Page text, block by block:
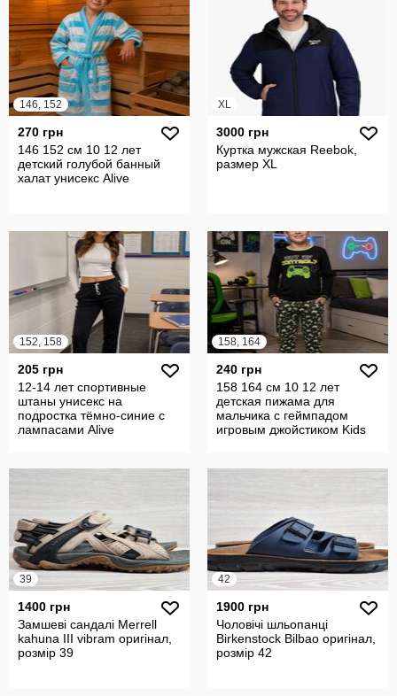
146, 152
270 грн
146 152 см 10 12 лет
детский голубой банный
халат унисекс Alive
XL
3000 грн
Куртка мужская Reebok,
размер XL
152, 158
205 грн
12-14 лет спортивные
штаны унисекс на
подростка тёмно-синие с
лампасами Alive
158, 164
240 грн
158 164 см 10 12 лет
детская пижама для
мальчика с геймпадом
игровым джойстиком Kids
39
1400 грн
Замшеві сандалі Merrell
kahuna III vibram оригінал,
розмір 39
42
1900 грн
Чоловічі шльопанці
Birkenstock Bilbao оригінал,
розмір 42